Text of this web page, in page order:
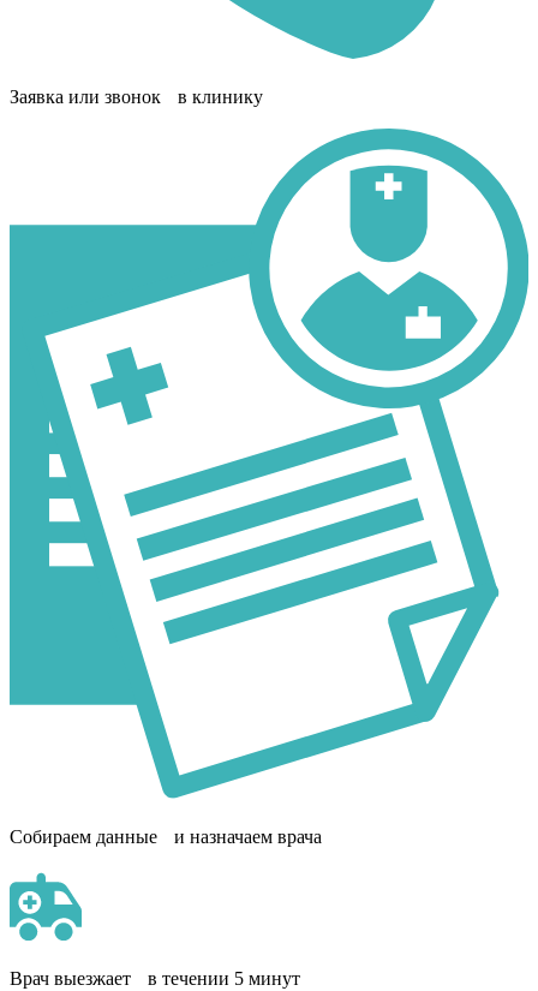
Заявка или звонок в клинику
Собираем данные и назначаем врача
Врач выезжает в течении 5 минут